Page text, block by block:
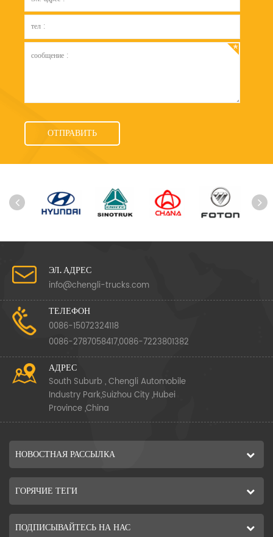
ЭЛ. АДРЕС
info@chengli-trucks.com
ТЕЛЕФОН
0086-15072324118
0086-2787058417,0086-7223801382
АДРЕС
South Suburb , Chengli Automobile
Industry Park,Suizhou City ,Hubei
Province ,China
НОВОСТНАЯ РАССЫЛКА
ГОРЯЧИЕ ТЕГИ
ПОДПИСЫВАЙТЕСЬ НА НАС